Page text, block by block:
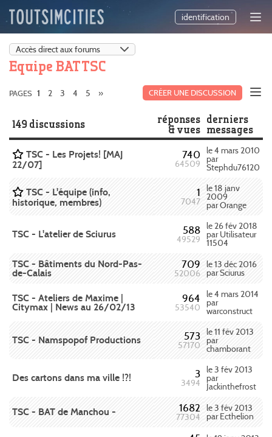
identification
Equipe BAT TSC
CRÉER UNE DISCUSSION
PAGES 1 2 3 4 5 »
149 discussions
réponses
& vues
derniers
messages
TSC - Les Projets! [MAJ
22/07]
740
64509
le 4 mars 2010
par
Stephdu76120
TSC - L'équipe (info,
historique, membres)
1
7047
le 18 janv
2009
par Orange
TSC - L'atelier de Sciurus 588
49529
le 26 fév 2018
par Utilisateur
11504
TSC - Bâtiments du Nord-Pas-
de-Calais
709
52006
le 13 déc 2016
par Sciurus
TSC - Ateliers de Maxime |
Citymax | News au 26/02/13
964
53540
le 4 mars 2014
par
warconstruct
TSC - Namspopof Productions 573
57170
le 11 fév 2013
par
chamborant
Des cartons dans ma ville !?! 3
3494
le 3 fév 2013
par
Jackinthefrost
TSC - BAT de Manchou - 1682
77304
le 3 fév 2013
par Ecthelion